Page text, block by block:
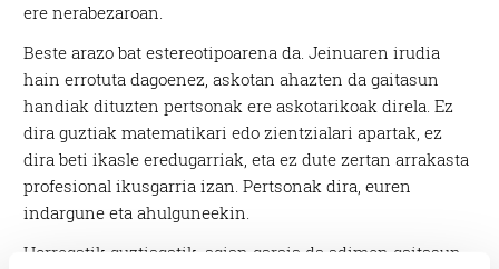
ere nerabezaroan.
Beste arazo bat estereotipoarena da. Jeinuaren irudia
hain errotuta dagoenez, askotan ahazten da gaitasun
handiak dituzten pertsonak ere askotarikoak direla. Ez
dira guztiak matematikari edo zientzialari apartak, ez
dira beti ikasle eredugarriak, eta ez dute zertan arrakasta
profesional ikusgarria izan. Pertsonak dira, euren
indargune eta ahulguneekin.
Horregatik guztiagatik, agian garaia da adimen gaitasun